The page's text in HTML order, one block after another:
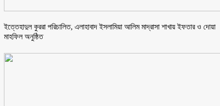
ইত্তেহাদুল কুররা পরিচালিত, এলাহাবাদ ইসলামিয়া আলিম মাদ্রাসা শাখায় ইফতার ও দোয়া
মাহফিল অনুষ্ঠিত